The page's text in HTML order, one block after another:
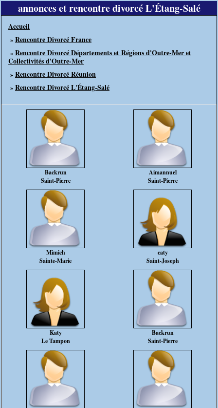
annonces et rencontre divorcé L'Étang-Salé
Accueil
» Rencontre Divorcé France
» Rencontre Divorcé Départements et Régions d'Outre-Mer et
Collectivités d'Outre-Mer
» Rencontre Divorcé Réunion
» Rencontre Divorcé L'Étang-Salé
Backrun
Saint-Pierre
Aimannuel
Saint-Pierre
Mimich
Sainte-Marie
caty
Saint-Joseph
Katy
Le Tampon
Backrun
Saint-Pierre